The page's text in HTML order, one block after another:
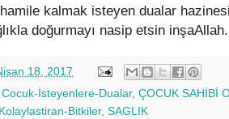
kalmak isteyen dualar
doğurmayı nasip etsin inşaAllah.
18, 2017
Cocuk-İsteyenlere-Dualar, ÇOCUK SAHİBİ
Bitkiler, SAGLIK